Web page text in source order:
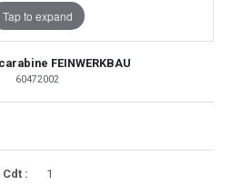
Tap to expand
FEINWERKBAU
60472002
Cdt :
1